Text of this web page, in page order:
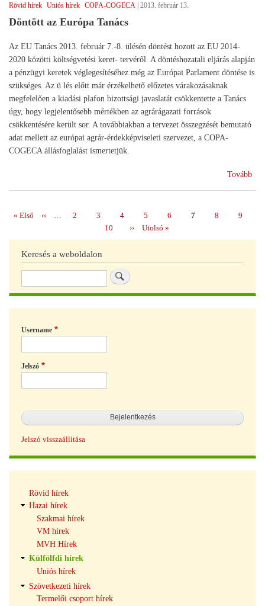
Rövid hírek Uniós hírek COPA-COGECA | 2013. február 13.
Döntött az Európa Tanács
Az EU Tanács 2013. február 7.-8. ülésén döntést hozott az EU 2014-
2020 közötti költségvetési keret- tervéről. A döntéshozatali eljárás alapján
a pénzügyi keretek véglegesítéséhez még az Európai Parlament döntése is
szükséges. Az ü lés előtt már érzékelhető előzetes várakozásaknak
megfelelően a kiadási plafon bizottsági javaslatát csökkentette a Tanács
úgy, hogy legjelentősebb mértékben az agrárágazati források
csökkentésére került sor. A továbbiakban a tervezet összegzését bemutató
adat mellett az európai agrár-érdekképviseleti szervezet, a COPA-
COGECA állásfoglalást ismertetjük.
Tovább
Első
« Első
Előző
‹‹ … Page
2 Page
3 Page
4 Page
5 Page
6 Page
7 Page
8 Page
9
Page
10
Következő
oldal
››
Utolsó
oldal
Utolsó »
Keresés a weboldalon
Username
Jelszó
Jelszó visszaállítása
navigáció
Rövid hírek
Hazai hírek
Szakmai hírek
VM hírek
MVH Hírek
Külfölfdi hírek
Uniós hírek
Szövetkezeti hírek
Termelői csoport hírek